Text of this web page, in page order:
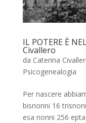
IL POTERE È
Civallero
da Caterina
Psicogenealogia
Per nascere
bisnonni 16
esa nonni 256